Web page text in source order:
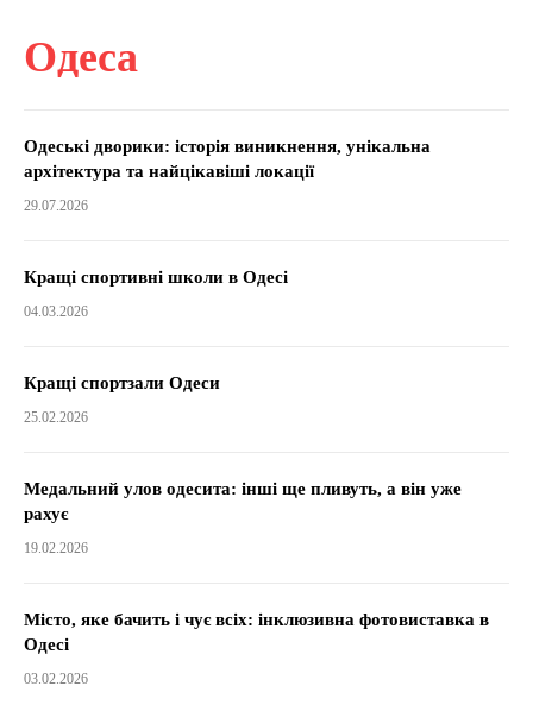
Одеса
Одеські дворики: історія виникнення, унікальна
архітектура та найцікавіші локації
29.07.2026
Кращі спортивні школи в Одесі
04.03.2026
Кращі спортзали Одеси
25.02.2026
Медальний улов одесита: інші ще пливуть, а він уже
рахує
19.02.2026
Місто, яке бачить і чує всіх: інклюзивна фотовиставка в
Одесі
03.02.2026